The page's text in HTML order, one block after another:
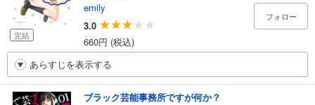
完結
emily
3.0
660円 (税込)
フォロー
あらすじを表示する
ブラック芸能事務所ですが何か？